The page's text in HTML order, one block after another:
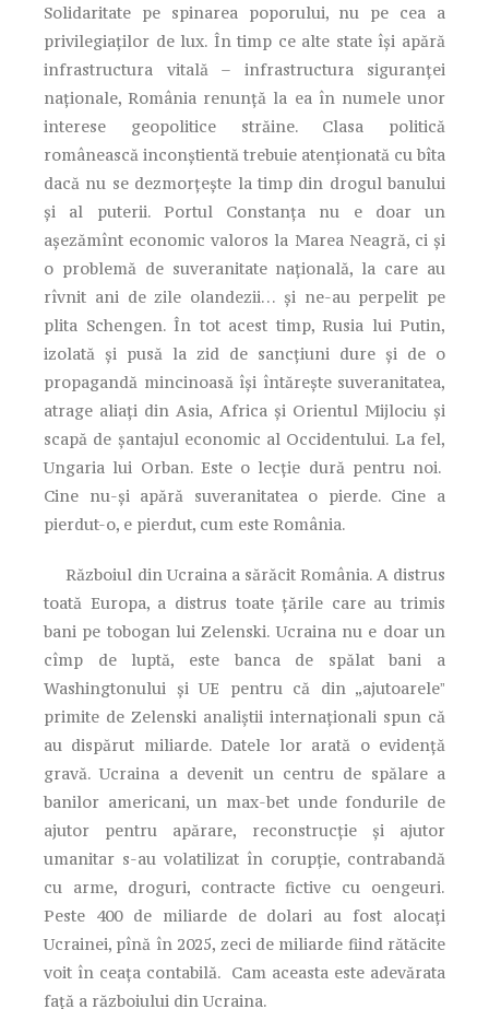
Solidaritate pe spinarea poporului, nu pe cea a
privilegiaților de lux. În timp ce alte state își apără
infrastructura vitală – infrastructura siguranței
naționale, România renunță la ea în numele unor
interese geopolitice străine. Clasa politică
românească inconștientă trebuie atenționată cu bîta
dacă nu se dezmorțește la timp din drogul banului
și al puterii. Portul Constanța nu e doar un
așezămînt economic valoros la Marea Neagră, ci și
o problemă de suveranitate națională, la care au
rîvnit ani de zile olandezii… și ne-au perpelit pe
plita Schengen. În tot acest timp, Rusia lui Putin,
izolată și pusă la zid de sancțiuni dure și de o
propagandă mincinoasă își întărește suveranitatea,
atrage aliați din Asia, Africa și Orientul Mijlociu și
scapă de șantajul economic al Occidentului. La fel,
Ungaria lui Orban. Este o lecție dură pentru noi.
Cine nu-și apără suveranitatea o pierde. Cine a
pierdut-o, e pierdut, cum este România.
Războiul din Ucraina a sărăcit România. A distrus
toată Europa, a distrus toate țările care au trimis
bani pe tobogan lui Zelenski. Ucraina nu e doar un
cîmp de luptă, este banca de spălat bani a
Washingtonului și UE pentru că din „ajutoareleˮ
primite de Zelenski analiștii internaționali spun că
au dispărut miliarde. Datele lor arată o evidență
gravă. Ucraina a devenit un centru de spălare a
banilor americani, un max-bet unde fondurile de
ajutor pentru apărare, reconstrucție și ajutor
umanitar s-au volatilizat în corupție, contrabandă
cu arme, droguri, contracte fictive cu oengeuri.
Peste 400 de miliarde de dolari au fost alocați
Ucrainei, pînă în 2025, zeci de miliarde fiind rătăcite
voit în ceața contabilă. Cam aceasta este adevărata
față a războiului din Ucraina.